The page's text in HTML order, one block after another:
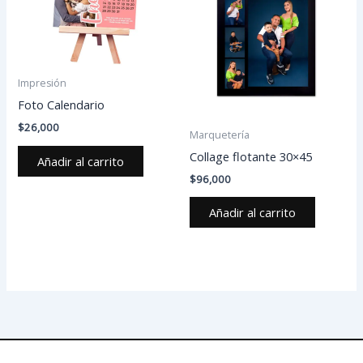
Impresión
Foto Calendario
$26,000
Añadir al carrito
Marquetería
Collage flotante 30×45
$96,000
Añadir al carrito